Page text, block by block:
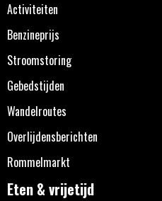
Activiteiten
Benzineprijs
Stroomstoring
Gebedstijden
Wandelroutes
Overlijdensberichten
Rommelmarkt
Eten & vrijetijd